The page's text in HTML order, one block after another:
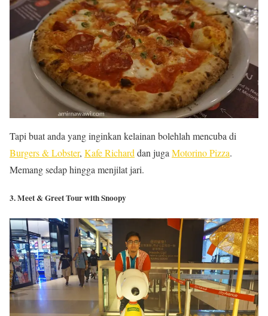
Tapi buat anda yang inginkan kelainan bolehlah mencuba di
Burgers & Lobster, Kafe Richard dan juga Motorino Pizza.
Memang sedap hingga menjilat jari.
3. Meet & Greet Tour with Snoopy